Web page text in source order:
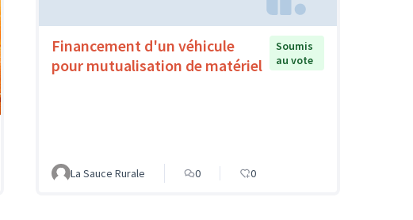
Financement d'un véhicule
pour mutualisation de matériel
Soumis
au vote
La Sauce Rurale 0 0